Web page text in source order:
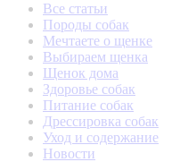
Все статьи
Породы собак
Мечтаете о щенке
Выбираем щенка
Щенок дома
Здоровье собак
Питание собак
Дрессировка собак
Уход и содержание
Новости